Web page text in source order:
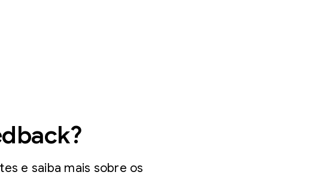
e saiba mais sobre os